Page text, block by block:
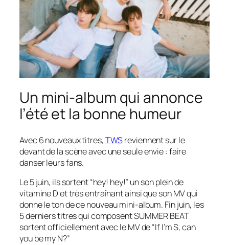
Un mini-album qui annonce
l’été et la bonne humeur
Avec 6 nouveaux titres,TWSreviennent sur le
devant de la scène avec une seule envie : faire
danser leurs fans.
Le 5 juin, ils sortent “hey! hey!” un son plein de
vitamine D et très entraînant ainsi que son MV qui
donne le ton de ce nouveau mini-album. Fin juin, les
5 derniers titres qui composentSUMMER BEAT
sortent officiellement avec le MV de “If I’m S, can
you be my N?”